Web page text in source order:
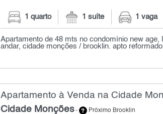
1 quarto 1 suíte 1 vaga
Apartamento de 48 mts no condomínio new age,
andar, cidade monções / brooklin. apto
Apartamento à Venda na Cidade
Cidade Monções- Próximo Brooklin